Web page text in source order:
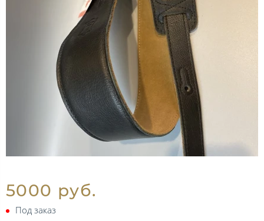
5000 руб.
Под заказ